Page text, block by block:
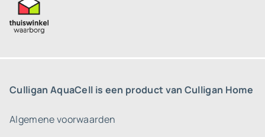
Culligan AquaCell is een product van Culligan Home
Algemene voorwaarden